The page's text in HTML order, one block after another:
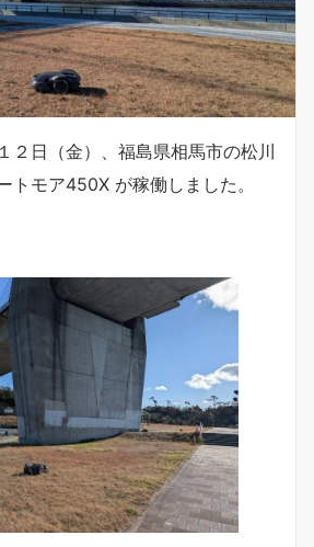
２日（金）、福島県相馬市の松川
トモア450X が稼働しました。